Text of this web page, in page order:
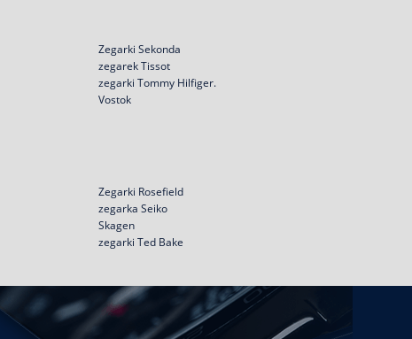
Zegarki Sekonda
zegarek Tissot
zegarki Tommy Hilfiger.
Vostok
Zegarki Rosefield
zegarka Seiko
Skagen
zegarki Ted Bake